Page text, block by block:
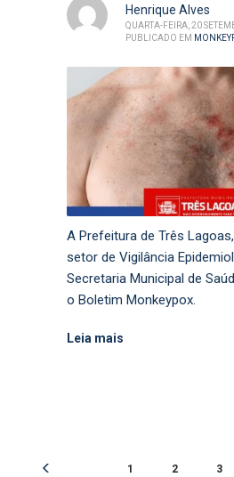
Henrique Alves
QUARTA-FEIRA, 20
PUBLICADO EM
A Prefeitura de Três
setor de Vigilância
Secretaria Municipal de
o Boletim Monkeypox.
Leia mais
1 2 3